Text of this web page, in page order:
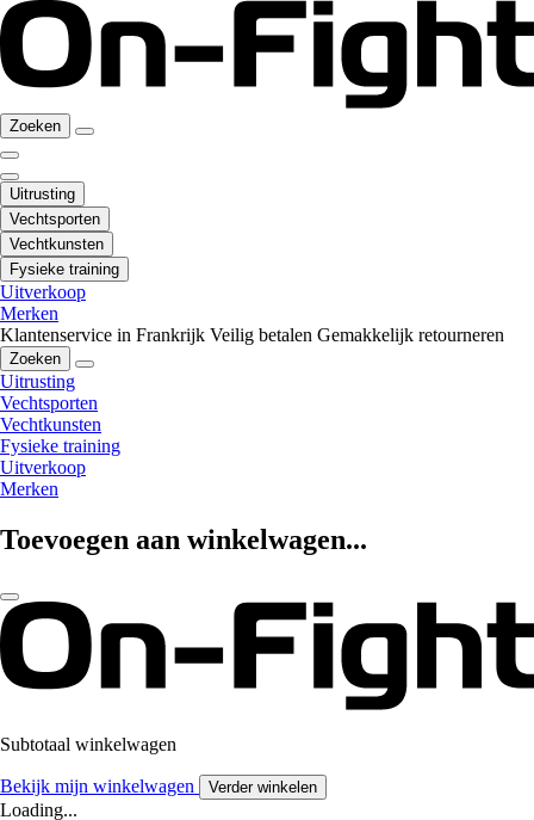
Zoeken
Uitrusting
Vechtsporten
Vechtkunsten
Fysieke training
Uitverkoop
Merken
Klantenservice in Frankrijk Veilig betalen Gemakkelijk retourneren
Zoeken
Uitrusting
Vechtsporten
Vechtkunsten
Fysieke training
Uitverkoop
Merken
Toevoegen aan winkelwagen...
Subtotaal winkelwagen
Bekijk mijn winkelwagen Verder winkelen
Loading...